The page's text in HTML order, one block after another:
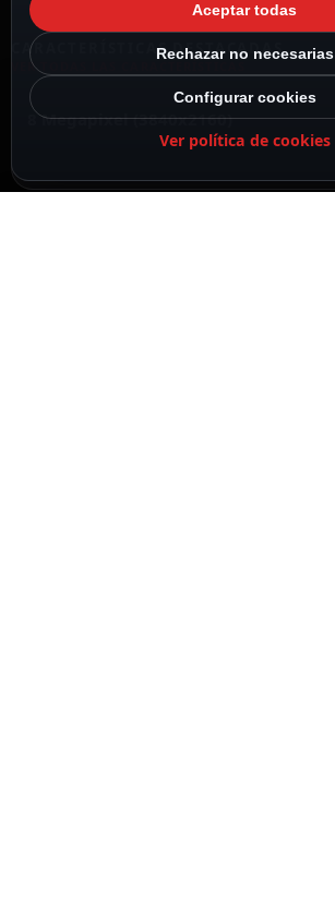
CARACTERÍSTICAS DESTACADAS
VER TODAS LAS CARACTERÍSTICAS
8 Megapixel (3840x2160)
Aceptar todas
Rechazar no necesarias
Configurar cookies
Ver política de cookies